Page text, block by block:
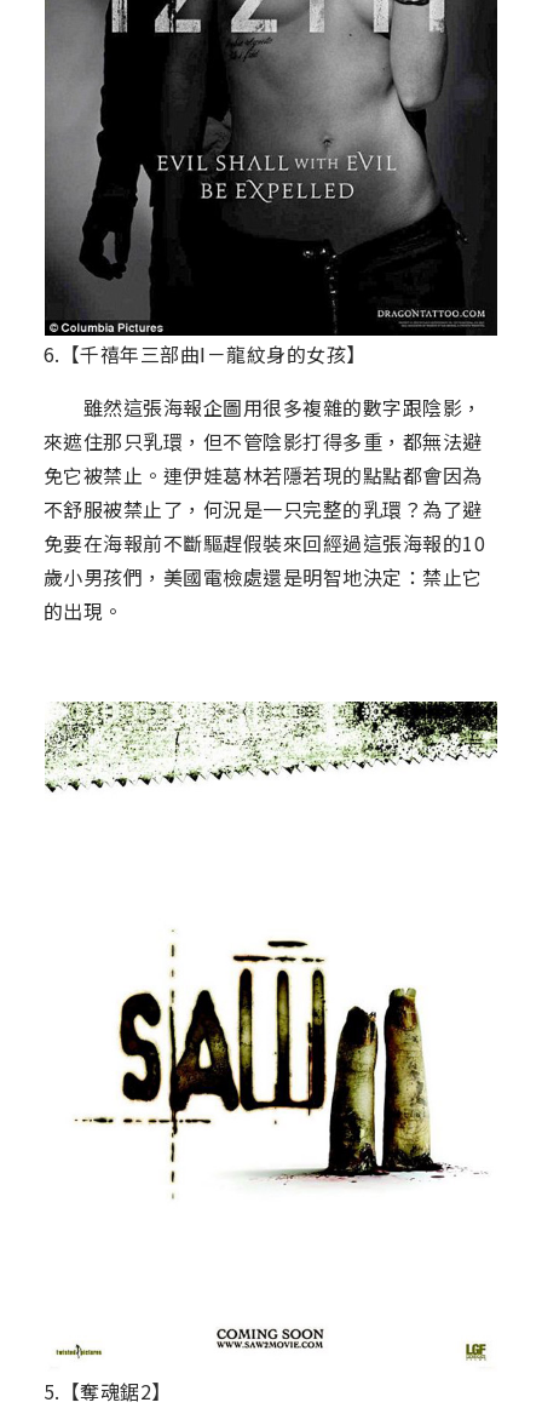
6.【千禧年三部曲Ⅰ－龍紋身的女孩】
雖然這張海報企圖用很多複雜的數字跟陰影，
來遮住那只乳環，但不管陰影打得多重，都無法避
免它被禁止。連伊娃葛林若隱若現的點點都會因為
不舒服被禁止了，何況是一只完整的乳環？為了避
免要在海報前不斷驅趕假裝來回經過這張海報的10
歲小男孩們，美國電檢處還是明智地決定：禁止它
的出現。
5.【奪魂鋸2】